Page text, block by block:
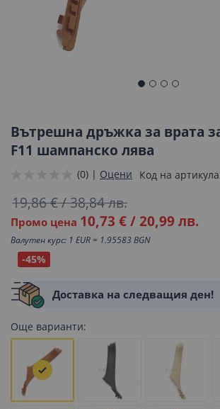
началото
на
галерия
Вътрешна дръжка за врата
F11 шампанско лява
(0) | Оцени Код на артикула
Промо цена 10,73 €/20,99 лв.
19,86 €/38,84 лв.
Валутен курс: 1 EUR = 1.95583 BGN
-45%
Доставка на следващия ден!
Още варианти: